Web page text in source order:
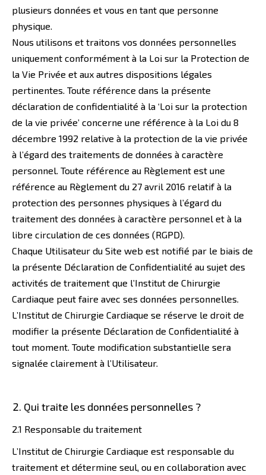
plusieurs données et vous en tant que personne
physique.
Nous utilisons et traitons vos données personnelles
uniquement conformément à la Loi sur la Protection de
la Vie Privée et aux autres dispositions légales
pertinentes. Toute référence dans la présente
déclaration de confidentialité à la ‘Loi sur la protection
de la vie privée’ concerne une référence à la Loi du 8
décembre 1992 relative à la protection de la vie privée
à l’égard des traitements de données à caractère
personnel. Toute référence au Règlement est une
référence au Règlement du 27 avril 2016 relatif à la
protection des personnes physiques à l’égard du
traitement des données à caractère personnel et à la
libre circulation de ces données (RGPD).
Chaque Utilisateur du Site web est notifié par le biais de
la présente Déclaration de Confidentialité au sujet des
activités de traitement que l’Institut de Chirurgie
Cardiaque peut faire avec ses données personnelles.
L’Institut de Chirurgie Cardiaque se réserve le droit de
modifier la présente Déclaration de Confidentialité à
tout moment. Toute modification substantielle sera
signalée clairement à l’Utilisateur.
Qui traite les données personnelles ?
2.1 Responsable du traitement
L’Institut de Chirurgie Cardiaque est responsable du
traitement et détermine seul, ou en collaboration avec